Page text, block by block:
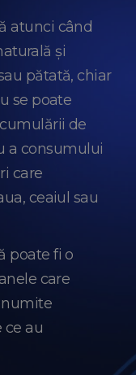
atunci când
și
pătată, chiar
se poate
de
a consumului
care
ceaiul sau
poate fi o
care
au